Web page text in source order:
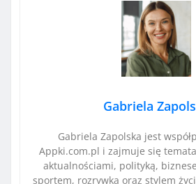
Gabriela
Gabriela Zapolska jest
Appki.com.pl i zajmuje się
aktualnościami, polityką,
sportem, rozrywką oraz stylem